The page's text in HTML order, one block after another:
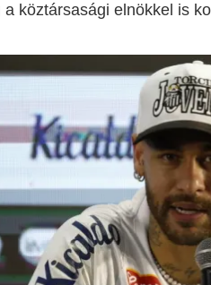
köztársasági elnökkel is